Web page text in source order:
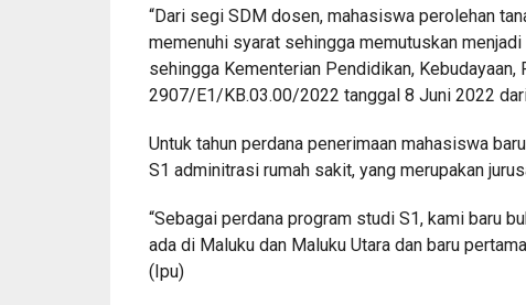
“Dari segi SDM dosen, mahasiswa perolehan
memenuhi syarat sehingga memutuskan
sehingga Kementerian Pendidikan,
2907/E1/KB.03.00/2022 tanggal 8 Juni 2022
Untuk tahun perdana penerimaan mahasiswa
S1 adminitrasi rumah sakit, yang merupakan
“Sebagai perdana program studi S1, kami baru
ada di Maluku dan Maluku Utara dan baru
(Ipu)